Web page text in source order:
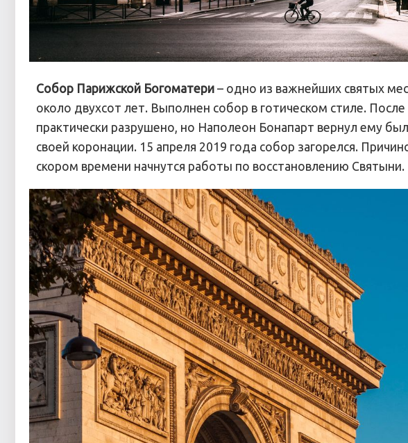
Собор Парижской Богоматери – одно из важнейших святых
около двухсот лет. Выполнен собор в готическом стиле.
практически разрушено, но Наполеон Бонапарт вернул ему
своей коронации. 15 апреля 2019 года собор загорелся.
скором времени начнутся работы по восстановлению Святыни.